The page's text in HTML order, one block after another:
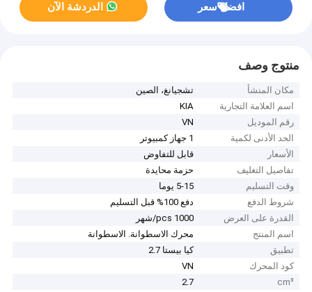
افضل سعر الدردشة الآن
منتوج وصف
مكان المنشأ
تشجيانغ، الصين
اسم العلامة التجارية
KIA
رقم الموديل
VN
الحد الأدنى لكمية
1 جهاز كمبيوتر
الأسعار
قابل للتفاوض
تفاصيل التغليف
حزمة محايدة
وقت التسليم
5-15 يوما
شروط الدفع
دفع 100% قبل التسليم
القدرة على العرض
1000 pcs/شهر
اسم المنتج
محرك الاسطوانة. الاسطوانة
تطبيق
كيا بيستا 2.7
كود المحرك
VN
cm³
2.7